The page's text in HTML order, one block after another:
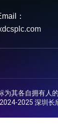
：
为其各自拥有人
2025 深圳长